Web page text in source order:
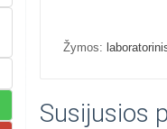
Žymos:
Susijusios